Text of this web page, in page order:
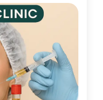
قبل و بعد پی آر پی
مقالات،پوست و مو
لک پوست ،تقویت ابرو،